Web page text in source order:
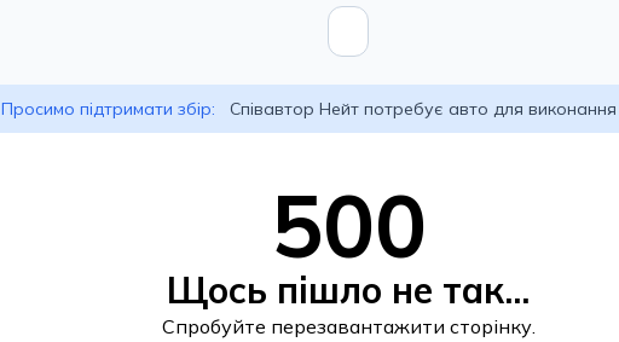
Просимо підтримати збір: Співавтор Нейт потребує авто для
500
Щось пішло не так...
Спробуйте перезавантажити сторінку.